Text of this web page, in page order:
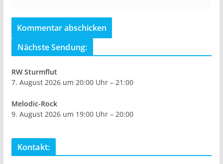
Nächste Sendung:
RW Sturmflut
7. August 2026 um 20:00 Uhr – 21:00
Melodic-Rock
9. August 2026 um 19:00 Uhr – 20:00
Kontakt: